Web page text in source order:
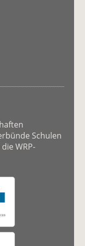
Schulen
WRP-